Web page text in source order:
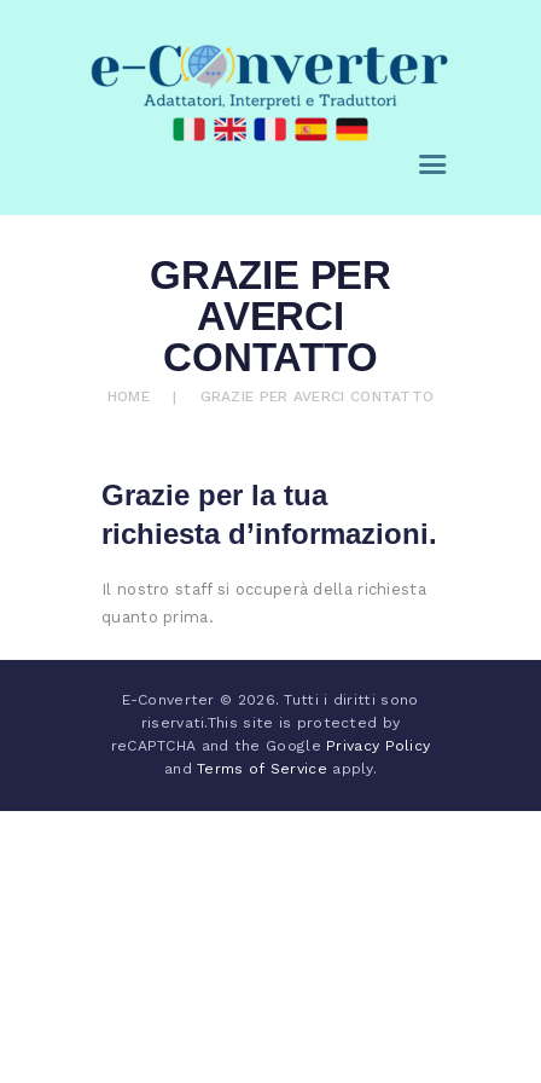
GRAZIE PER
AVERCI
CONTATTO
HOME GRAZIE PER AVERCI CONTATTO
E-CONVERTER - AGENZIA DI
TRADUZIONE
Adattatori, Interpreti e Traduttori
SERVIZI
ACQUISTA
BLOG
0 ITEMS
€ 0,00
Grazie per la tua
richiesta d’informazioni.
Il nostro staff si occuperà della richiesta
quanto prima.
E-Converter © 2026. Tutti i diritti sono
riservati.This site is protected by
reCAPTCHA and the Google Privacy Policy
andTerms of Service apply.